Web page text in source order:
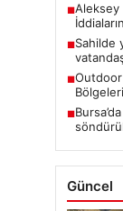
■Aleksey
■Sahilde
■
Bölgeleri
■
Güncel